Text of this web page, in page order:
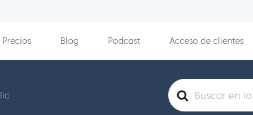
Precios Blog Podcast Acceso de clientes
Buscar